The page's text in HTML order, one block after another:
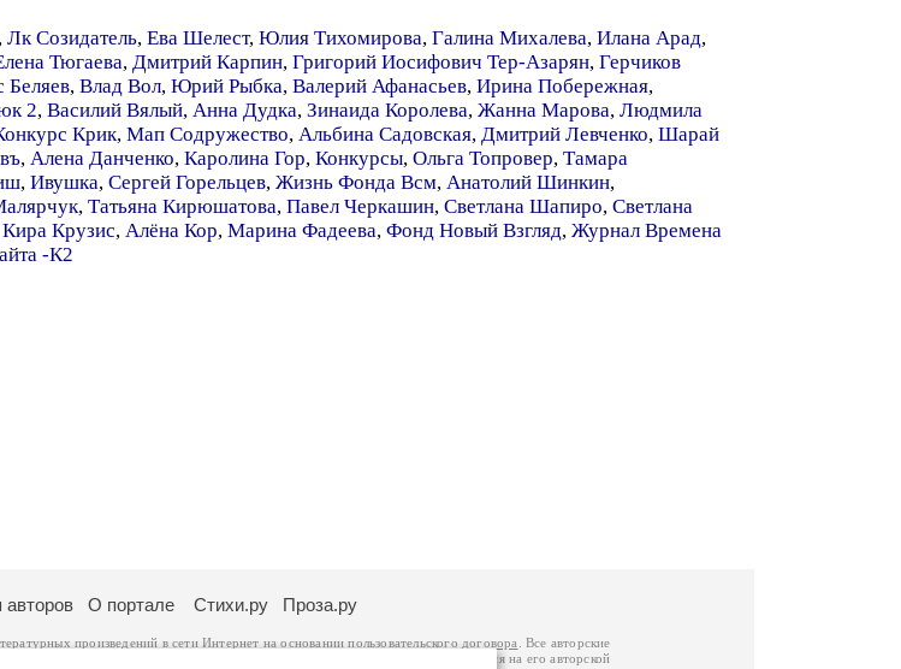
, Лк Созидатель, Ева Шелест, Юлия Тихомирова, Галина Михалева, Илана Арад,
Тюгаева, Дмитрий Карпин, Григорий Иосифович Тер-Азарян, Герчиков
Беляев, Влад Вол, Юрий Рыбка, Валерий Афанасьев, Ирина Побережная,
2, Василий Вялый, Анна Дудка, Зинаида Королева, Жанна Марова, Людмила
Крик, Мап Содружество, Альбина Садовская, Дмитрий Левченко, Шарай
, Алена Данченко, Каролина Гор, Конкурсы, Ольга Топровер, Тамара
, Ивушка, Сергей Горельцев, Жизнь Фонда Всм, Анатолий Шинкин,
, Татьяна Кирюшатова, Павел Черкашин, Светлана Шапиро, Светлана
Кира Крузис, Алёна Кор, Марина Фадеева, Фонд Новый Взгляд, Журнал Времена
-К2
О портале Стихи.ру Проза.ру
произведений в сети Интернет на основаниипользовательского договора
. Все авторские
возможна только с согласия его автора, к которому вы можете обратиться на его авторской